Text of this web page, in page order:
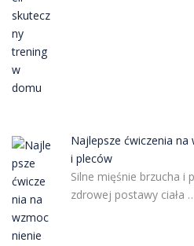
Najlepsze ćwiczenia
i pleców
Silne mięśnie brzucha i
zdrowej postawy ciała